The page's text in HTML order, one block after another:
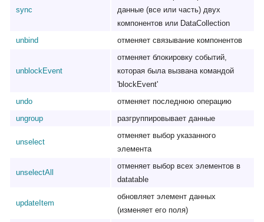
sync
данные (все или часть) двух
компонентов или DataCollection
unbind
отменяет связывание компонентов
unblockEvent
отменяет блокировку событий,
которая была вызвана командой
'blockEvent'
undo
отменяет последнюю операцию
ungroup
разгруппировывает данные
unselect
отменяет выбор указанного
элемента
unselectAll
отменяет выбор всех элементов в
datatable
updateItem
обновляет элемент данных
(изменяет его поля)